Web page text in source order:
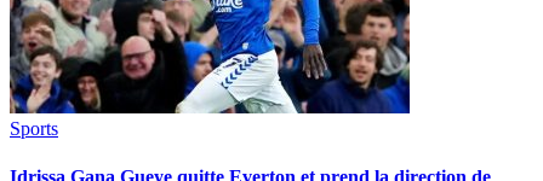
Sports
Idrissa Gana Gueye quitte Everton et prend la direction de